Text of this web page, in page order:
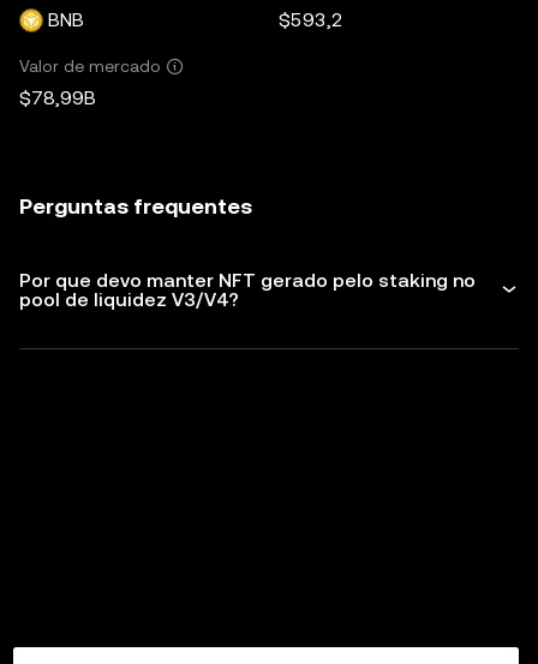
BNB $593,2
Valor de mercado
$78,99B
Perguntas frequentes
Por que devo manter NFT gerado pelo staking no
pool de liquidez V3/V4?